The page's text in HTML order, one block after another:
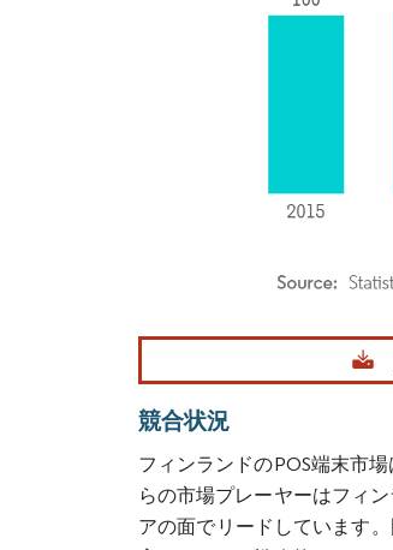
画像 © Mordor Intelligence。再利用に
競合状況
フィンランドのPOS端末市
らの市場プレーヤーはフィ
アの面でリードしています